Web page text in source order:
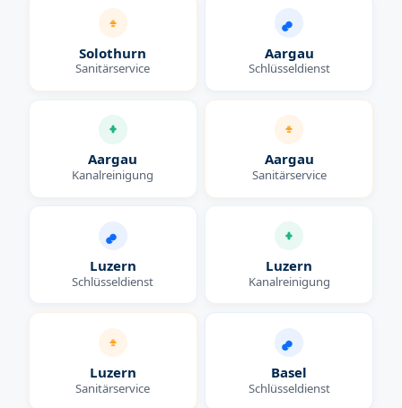
Solothurn
Sanitärservice
Aargau
Schlüsseldienst
Aargau
Kanalreinigung
Aargau
Sanitärservice
Luzern
Schlüsseldienst
Luzern
Kanalreinigung
Luzern
Sanitärservice
Basel
Schlüsseldienst